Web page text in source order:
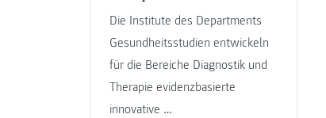
Die Institute des Departments
Gesundheitsstudien entwickeln
für die Bereiche Diagnostik und
Therapie evidenzbasierte
innovative …